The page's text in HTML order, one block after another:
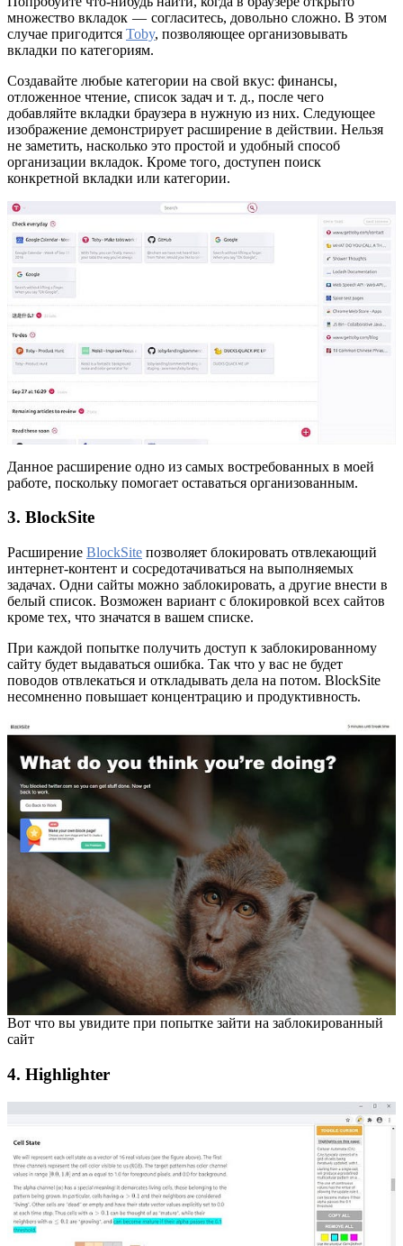
множество вкладок — согласитесь, довольно сложно. В этом
случае пригодится Toby, позволяющее организовывать
вкладки по категориям.
Создавайте любые категории на свой вкус: финансы,
отложенное чтение, список задач и т. д., после чего
добавляйте вкладки браузера в нужную из них. Следующее
изображение демонстрирует расширение в действии. Нельзя
не заметить, насколько это простой и удобный способ
организации вкладок. Кроме того, доступен поиск
конкретной вкладки или категории.
Данное расширение одно из самых востребованных в моей
работе, поскольку помогает оставаться организованным.
3. BlockSite
Расширение BlockSite позволяет блокировать отвлекающий
интернет-контент и сосредотачиваться на выполняемых
задачах. Одни сайты можно заблокировать, а другие внести в
белый список. Возможен вариант с блокировкой всех сайтов
кроме тех, что значатся в вашем списке.
При каждой попытке получить доступ к заблокированному
сайту будет выдаваться ошибка. Так что у вас не будет
поводов отвлекаться и откладывать дела на потом. BlockSite
несомненно повышает концентрацию и продуктивность.
Вот что вы увидите при попытке зайти на заблокированный
сайт
4. Highlighter